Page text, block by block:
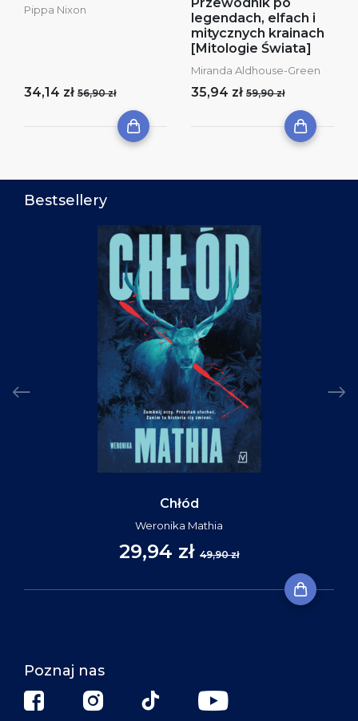
Pippa Nixon
34,14 zł 56,90 zł
legendach, elfach i
mitycznych krainach
[Mitologie Świata]
Miranda Aldhouse-Green
35,94 zł 59,90 zł
Bestsellery
Chłód
Weronika Mathia
29,94 zł 49,90 zł
Poznaj nas